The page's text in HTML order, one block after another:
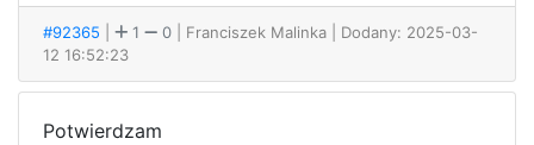
#92365 1 0 | Franciszek Malinka
| Dodany: 2025-03-
12 16:52:23
Potwierdzam